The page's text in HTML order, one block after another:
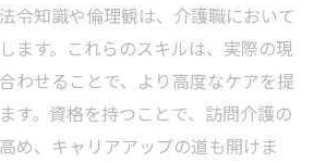
令知識や倫理観は、介護職において
ます。これらのスキルは、実際の現
わせることで、より高度なケアを提
す。資格を持つことで、訪問介護の
め、キャリアアップの道も開けま